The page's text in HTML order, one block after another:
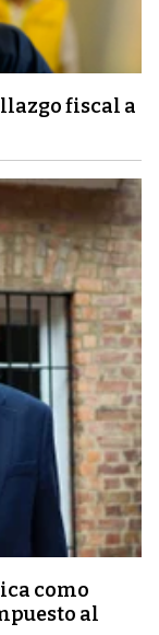
fiscal a
como
al